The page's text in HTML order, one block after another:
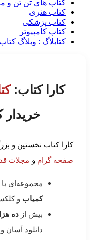
کتاب های تن تن و
کتاب هنری
کتاب پزشکی
کتاب کامپیوتر
کتابلاگ : وبلاگ
کارا کتاب:
کارا کتاب نخستین و
صفحه گرام و مجلات
مجموعه‌ای با
کمیاب و
بیش از ده
دانلود آسان